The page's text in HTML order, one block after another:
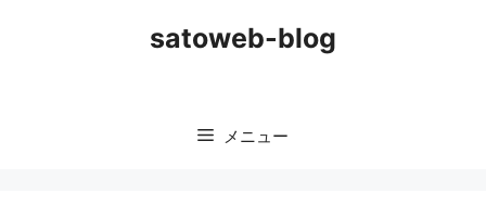
satoweb-blog
メニュー